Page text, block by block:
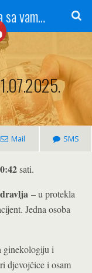
Radio Gradačac - 56 godina sa vama...
Mail SMS
sati.
– u protekla
Jedna osoba
ginekologiju i
djevojčice i osam